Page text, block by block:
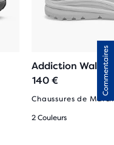
Addiction Walker
140 €
Chaussures de
2 Couleurs
Commentaires